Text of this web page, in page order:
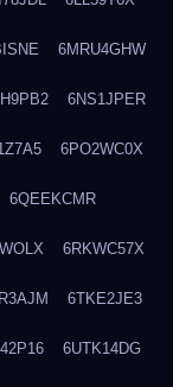
6MRU4GHW
6NS1JPER
6PO2WC0X
6QEEKCMR
6RKWC57X
6TKE2JE3
6UTK14DG